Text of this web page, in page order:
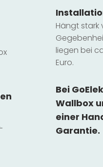
Installatio
Hängt stark
liegen bei
Euro.
Bei
Wallbox
einer
Garantie.